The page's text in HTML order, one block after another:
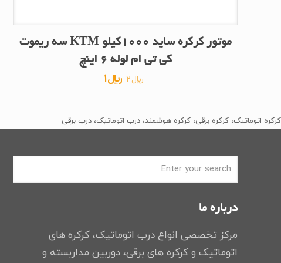
موتور کرکره ساید 1000کیلو KTM سه ریموت
کی تی ام لوله 6 اینچ
﷼2 قیمت
بود.
﷼1قیمت
است.
کرکره اتوماتیک، کرکره برقی، کرکره هوشمند، درب اتوماتیک، درب برقی
درباره ما
مرکز تخصصی انواع درب اتوماتیک، کرکره های
اتوماتیک و کرکره های برقی، دوربین مداربسته و